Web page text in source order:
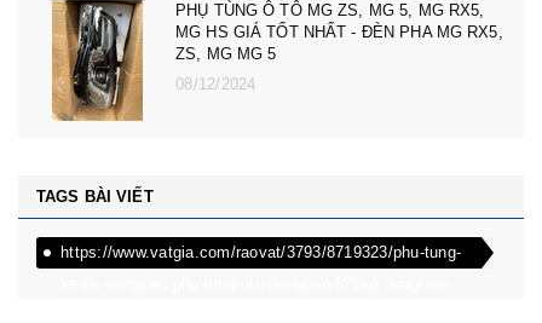
PHỤ TÙNG Ô TÔ MG ZS, MG 5, MG RX5,
MG HS GIÁ TỐT NHẤT - ĐÈN PHA MG RX5,
ZS, MG MG 5
08/12/2024
TAGS BÀI VIẾT
https://www.vatgia.com/raovat/3793/8719323/phu-tung-